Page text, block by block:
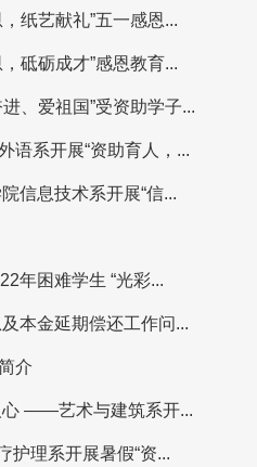
纸艺献礼”五一感恩...
砥砺成才”感恩教育...
、爱祖国”受资助学子...
语系开展“资助育人，...
信息技术系开展“信...
年困难学生 “光彩...
本金延期偿还工作问...
介
心 ——艺术与建筑系开...
护理系开展暑假“资...